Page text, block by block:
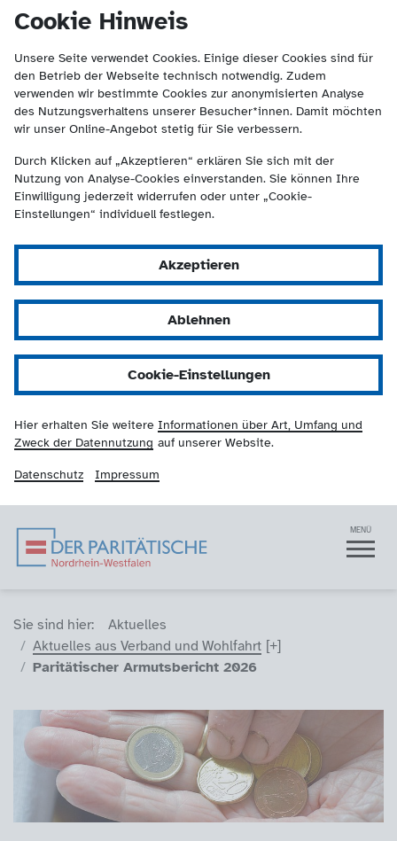
Cookie Hinweis
Unsere Seite verwendet Cookies. Einige dieser Cookies sind für
den Betrieb der Webseite technisch notwendig. Zudem
verwenden wir bestimmte Cookies zur anonymisierten Analyse
des Nutzungsverhaltens unserer Besucher*innen. Damit möchten
wir unser Online-Angebot stetig für Sie verbessern.
Durch Klicken auf „Akzeptieren“ erklären Sie sich mit der
Nutzung von Analyse-Cookies einverstanden. Sie können Ihre
Einwilligung jederzeit widerrufen oder unter „Cookie-
Einstellungen“ individuell festlegen.
Akzeptieren
Ablehnen
Cookie-Einstellungen
Hier erhalten Sie weitere Informationen über Art, Umfang und
Zweck der Datennutzung auf unserer Website.
Datenschutz Impressum
Der Paritätische NRW
springen
(Kontakt und Suche) springen.
Navigation MENÜ
Sie sind hier (Breadcrumb)
Sie sind hier:
Aktuelles
Aktuelles aus Verband und Wohlfahrt
Paritätischer Armutsbericht 2026